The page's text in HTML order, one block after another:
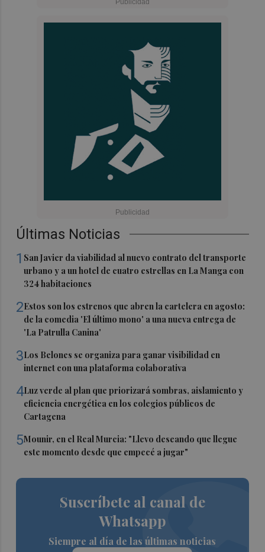
Últimas Noticias
1 San Javier da viabilidad al nuevo contrato del transporte
urbano y a un hotel de cuatro estrellas en La Manga con
324 habitaciones
2Estos son los estrenos que abren la cartelera en agosto:
de la comedia 'El último mono' a una nueva entrega de
'La Patrulla Canina'
3Los Belones se organiza para ganar visibilidad en
internet con una plataforma colaborativa
4Luz verde al plan que priorizará sombras, aislamiento y
eficiencia energética en los colegios públicos de
Cartagena
5Mounir, en el Real Murcia: "Llevo deseando que llegue
este momento desde que empecé a jugar"
Suscríbete al canal de
Whatsapp
Siempre al día de las últimas noticias